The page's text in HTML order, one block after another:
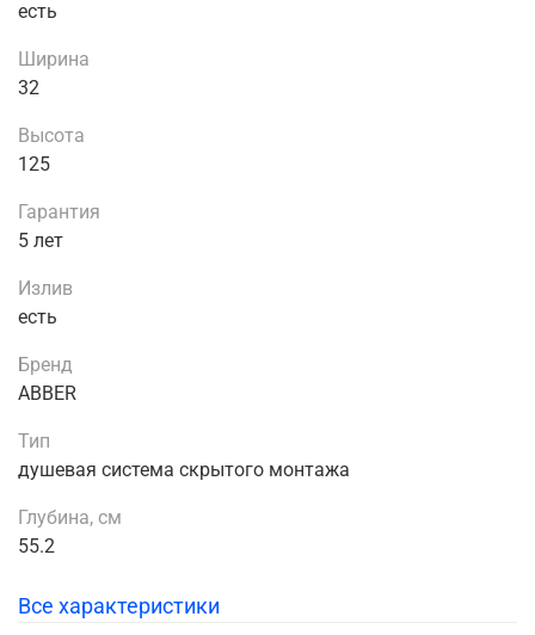
есть
Ширина
32
Высота
125
Гарантия
5 лет
Излив
есть
Бренд
ABBER
Тип
душевая система скрытого монтажа
Глубина, см
55.2
Все характеристики